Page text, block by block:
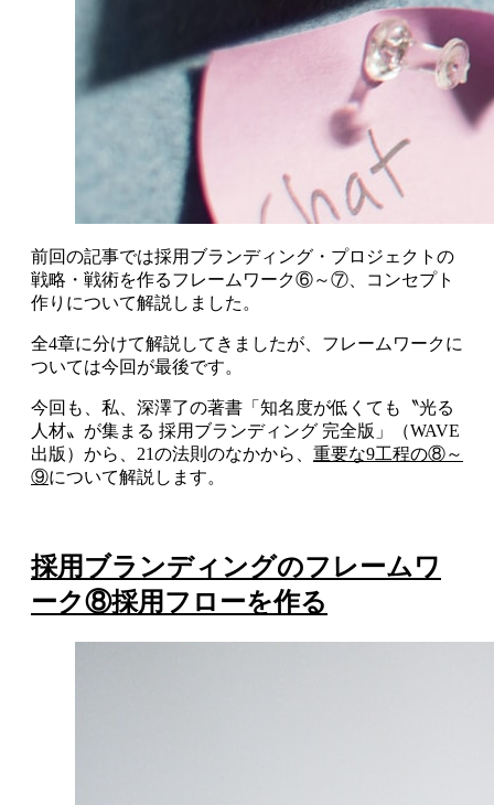
前回の記事では採用ブランディング・プロジェクトの
戦略・戦術を作るフレームワーク⑥～⑦、コンセプト
作りについて解説しました。
全4章に分けて解説してきましたが、フレームワークに
ついては今回が最後です。
今回も、私、深澤了の著書「知名度が低くても〝光る
人材〟が集まる 採用ブランディング 完全版」（WAVE
出版）から、21の法則のなかから、 重要な9工程の⑧～
⑨について解説します。
採用ブランディングのフレームワ
ーク⑧採用フローを作る